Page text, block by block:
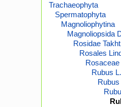
Trachaeophyta
Spermatophyta
Magnoliophytina
Magnoliopsida
Rosidae
Rosales
Rubus L.